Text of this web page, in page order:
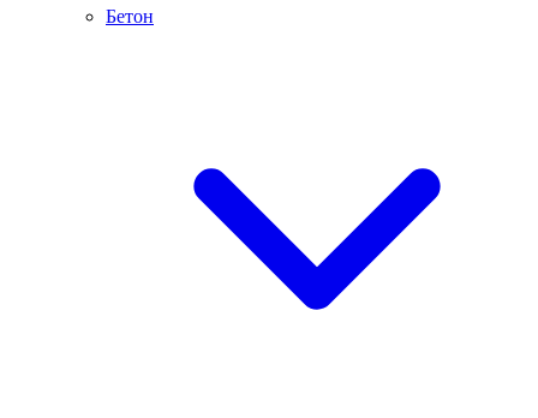
Бетон